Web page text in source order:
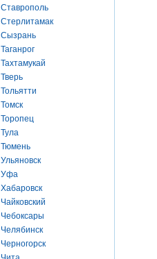
Ставрополь
Стерлитамак
Сызрань
Таганрог
Тахтамукай
Тверь
Тольятти
Томск
Торопец
Тула
Тюмень
Ульяновск
Уфа
Хабаровск
Чайковский
Чебоксары
Челябинск
Черногорск